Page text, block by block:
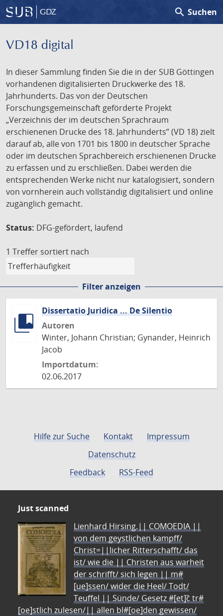
GDZ search Suchen
VD18 digital
In dieser Sammlung finden Sie die in der SUB Göttingen
vorhandenen digitalisierten Druckwerke des 18.
Jahrhunderts. Das von der Deutschen
Forschungsgemeinschaft geförderte Projekt
„Verzeichnis der im deutschen Sprachraum
erschienenen Drucke des 18. Jahrhunderts” (VD 18) zielt
darauf ab, alle von 1701 bis 1800 in deutscher Sprache
oder im deutschen Sprachbereich erschienenen Drucke
zu erfassen und zu erschließen. Dabei werden die
entsprechenden Werke nicht nur katalogisiert, sondern
von vornherein auch vollständig digitalisiert und online
zugänglich gemacht.
Status: DFG-gefördert, laufend
1 Treffer sortiert nach
Filter anzeigen
Dissertatio Juridica ... De Silentio
Autoren
Winter, Johann Christian; Gynander, Heinrich
Jacob
Importdatum:
02.06.2017
Hilfe zur Suche Kontakt
Impressum
Datenschutz
Feedback
RSS-Feed
Just scanned
Lienhard Hirsing.|| COMOEDIA ||
von dem geystlichen kampff/
Christ=||licher Ritterschafft/ das
ist/ wie die || Christen aus warheit
der schrifft/ sich legen || m#
[ue]ssen/ wider die Heel/ Todt/
Teuffel || Sünde/ Gesetz #[et]c̃ tr#
[oe]stlich zulesen/|| allen bl#[oe]den gewissen/